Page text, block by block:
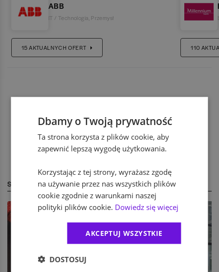
ABB
IT / Technologia Przemysł
15AKTUALNYCH OFERT 110
STREFA EKSPERTA
Dbamy o Twoją prywatność
Ta strona korzysta z plików cookie, aby
zapewnić lepszą wygodę użytkowania.
Korzystając z tej strony, wyrażasz zgodę
na używanie przez nas wszystkich plików
cookie zgodnie z warunkami naszej
polityki plików cookie. Dowiedz się więcej
AKCEPTUJ WSZYSTKIE
DOSTOSUJ